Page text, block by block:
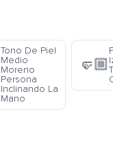
Tono De Piel
Medio
Moreno
Persona
Inclinando La
Mano
🤛🏼